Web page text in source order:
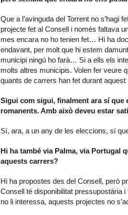
Que a l’avinguda del Torrent no s’hagi
projecte fet al Consell i només faltava
mes encara no ho tenien fet… Hi ha
endavant, per molt que hi estem
municipi ningú ho farà… Si a ells els
molts altres municipis. Volen fer veure
quants de carrers han fet durant aquest
Sigui com sigui, finalment ara sí que
romanents. Amb això deveu estar
Sí, ara, a un any de les eleccions, sí
Hi ha també via Palma, via Portugal
aquests carrers?
Hi ha propostes des del Consell, però
Consell té disponibilitat pressupostària
no li interessa, aquests projectes no